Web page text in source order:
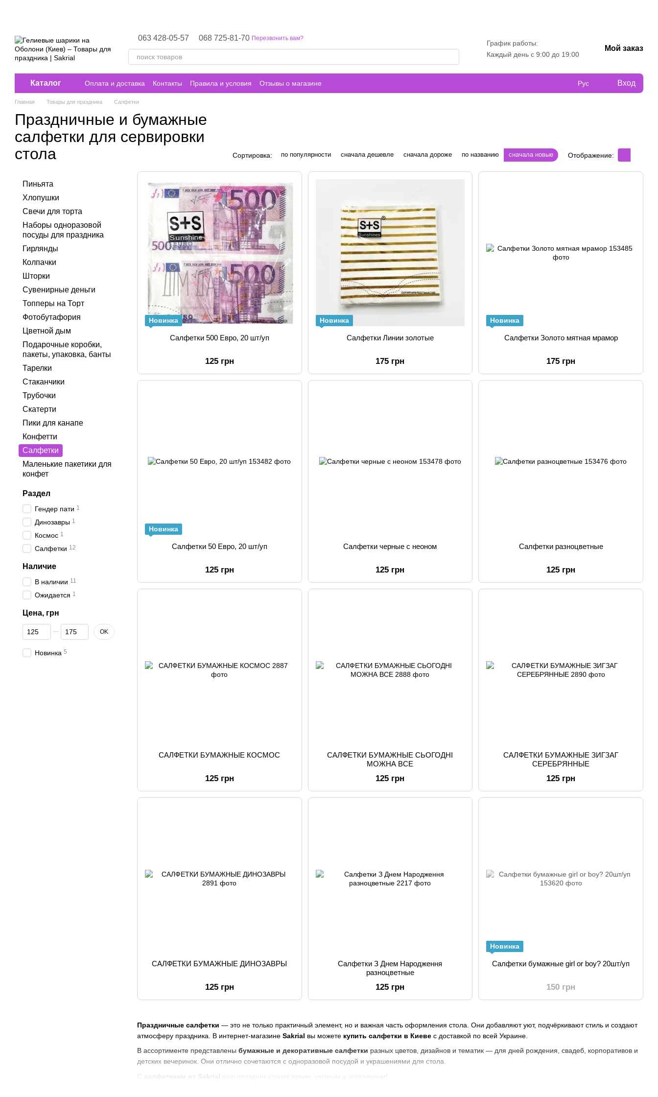
063 428-05-57 068 725-81-70 Перезвонить вам?
График работы:
Каждый день с 9:00 до 19:00
Мой заказ
Каталог Оплата и доставка Контакты Правила и условия Отзывы о магазине Рус Вход
Главная Товары для праздника Салфетки
Праздничные и бумажные
салфетки для сервировки
стола
Сортировка: по популярности сначала дешевле сначала дороже по названию сначала новые Отображение:
Праздничные салфетки — это не только практичный элемент, но и важная часть оформления стола. Они добавляют уют, подчёркивают стиль и создают
атмосферу праздника. В интернет-магазине Sakrial вы можете купить салфетки в Киеве с доставкой по всей Украине.
В ассортименте представлены бумажные и декоративные салфетки разных цветов, дизайнов и тематик — для дней рождения, свадеб, корпоративов и
детских вечеринок. Они отлично сочетаются с одноразовой посудой и украшениями для стола.
С
салфетками от Sakrial
Новинка
Салфетки 500 Евро, 20 шт/уп
125 грн
Новинка
Салфетки Линии золотые
175 грн
Новинка
Салфетки Золото мятная мрамор
175 грн
Новинка
Салфетки 50 Евро, 20 шт/уп
125 грн
Салфетки черные с неоном
125 грн
Салфетки разноцветные
125 грн
САЛФЕТКИ БУМАЖНЫЕ КОСМОС
125 грн
САЛФЕТКИ БУМАЖНЫЕ СЬОГОДНІ
МОЖНА ВСЕ
125 грн
САЛФЕТКИ БУМАЖНЫЕ ЗИГЗАГ
СЕРЕБРЯННЫЕ
125 грн
САЛФЕТКИ БУМАЖНЫЕ ДИНОЗАВРЫ
125 грн
Салфетки З Днем Народження
разноцветные
125 грн
Новинка
Салфетки бумажные girl or boy? 20шт/уп
150 грн
Пиньята
Хлопушки
Свечи для торта
Наборы одноразовой
посуды для праздника
Гирлянды
Колпачки
Шторки
Сувенирные деньги
Топперы на Торт
Фотобутафория
Цветной дым
Подарочные коробки,
пакеты, упаковка, банты
Тарелки
Стаканчики
Трубочки
Скатерти
Пики для канапе
Конфетти
Салфетки
Маленькие пакетики для
конфет
Раздел
Гендер пати 1
Динозавры 1
Космос 1
Салфетки 12
Наличие
В наличии 11
Ожидается 1
Цена, грн
От Цена, грн
До Цена, грн OK
Новинка 5